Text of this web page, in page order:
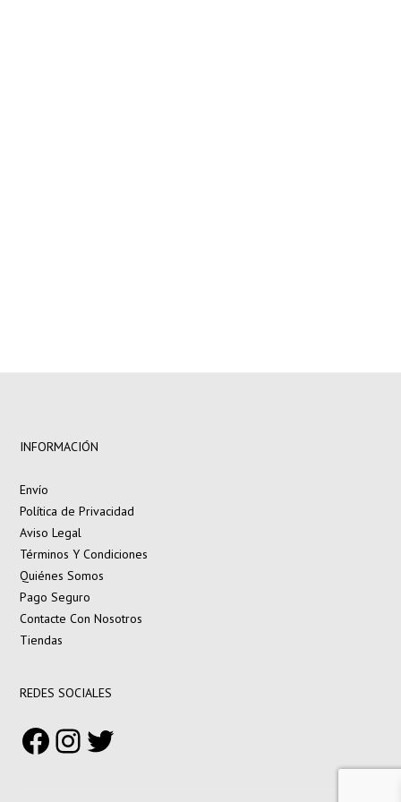
INFORMACIÓN
Envío
Política de Privacidad
Aviso Legal
Términos Y Condiciones
Quiénes Somos
Pago Seguro
Contacte Con Nosotros
Tiendas
REDES SOCIALES
Facebook
Instagram
Twitter